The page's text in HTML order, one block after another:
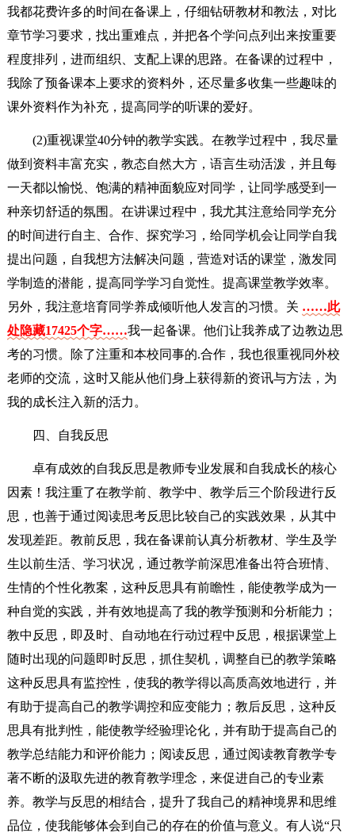
我都花费许多的时间在备课上，仔细钻研教材和教法，对比
章节学习要求，找出重难点，并把各个学问点列出来按重要
程度排列，进而组织、支配上课的思路。在备课的过程中，
我除了预备课本上要求的资料外，还尽量多收集一些趣味的
课外资料作为补充，提高同学的听课的爱好。
(2)重视课堂40分钟的教学实践。在教学过程中，我尽量
做到资料丰富充实，教态自然大方，语言生动活泼，并且每
一天都以愉悦、饱满的精神面貌应对同学，让同学感受到一
种亲切舒适的氛围。在讲课过程中，我尤其注意给同学充分
的时间进行自主、合作、探究学习，给同学机会让同学自我
提出问题，自我想方法解决问题，营造对话的课堂，激发同
学制造的潜能，提高同学学习自觉性。提高课堂教学效率。
另外，我注意培育同学养成倾听他人发言的习惯。关 ……此
处隐藏17425个字……我一起备课。他们让我养成了边教边思
考的习惯。除了注重和本校同事的.合作，我也很重视同外校
老师的交流，这时又能从他们身上获得新的资讯与方法，为
我的成长注入新的活力。
四、自我反思
卓有成效的自我反思是教师专业发展和自我成长的核心
因素！我注重了在教学前、教学中、教学后三个阶段进行反
思，也善于通过阅读思考反思比较自己的实践效果，从其中
发现差距。教前反思，我在备课前认真分析教材、学生及学
生以前生活、学习状况，通过教学前深思准备出符合班情、
生情的个性化教案，这种反思具有前瞻性，能使教学成为一
种自觉的实践，并有效地提高了我的教学预测和分析能力；
教中反思，即及时、自动地在行动过程中反思，根据课堂上
随时出现的问题即时反思，抓住契机，调整自已的教学策略
这种反思具有监控性，使我的教学得以高质高效地进行，并
有助于提高自己的教学调控和应变能力；教后反思，这种反
思具有批判性，能使教学经验理论化，并有助于提高自己的
教学总结能力和评价能力；阅读反思，通过阅读教育教学专
著不断的汲取先进的教育教学理念，来促进自己的专业素
养。教学与反思的相结合，提升了我自己的精神境界和思维
品位，使我能够体会到自己的存在的价值与意义。有人说“只